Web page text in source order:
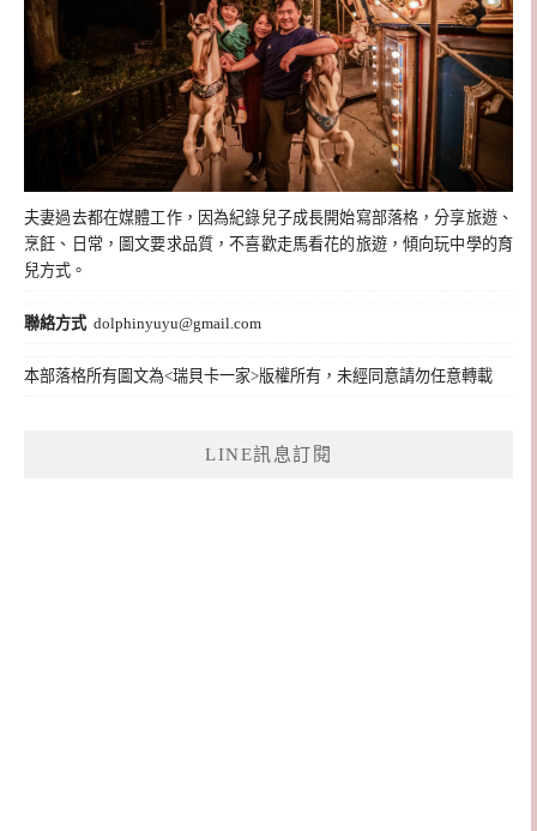
夫妻過去都在媒體工作，因為紀錄兒子成長開始寫部落格，分享旅遊、
烹飪、日常，圖文要求品質，不喜歡走馬看花的旅遊，傾向玩中學的育
兒方式。
聯絡方式 dolphinyuyu@gmail.com
本部落格所有圖文為<瑞貝卡一家>版權所有，未經同意請勿任意轉載
LINE訊息訂閱